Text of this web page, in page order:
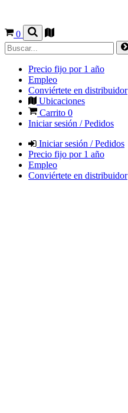
0
Precio fijo por 1 año
Empleo
Conviértete en distribuidor
Ubicaciones
Carrito 0
Iniciar sesión / Pedidos
Iniciar sesión / Pedidos
Precio fijo por 1 año
Empleo
Conviértete en distribuidor